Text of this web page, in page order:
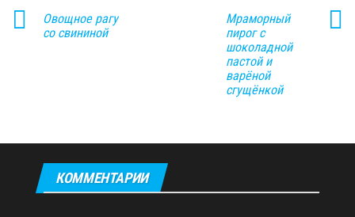
Овoщнoe paгу
cо свининой
Мраморный
пирог с
шоколадной
пастой и
варёной
сгущёнкой
КОММЕНТАРИИ